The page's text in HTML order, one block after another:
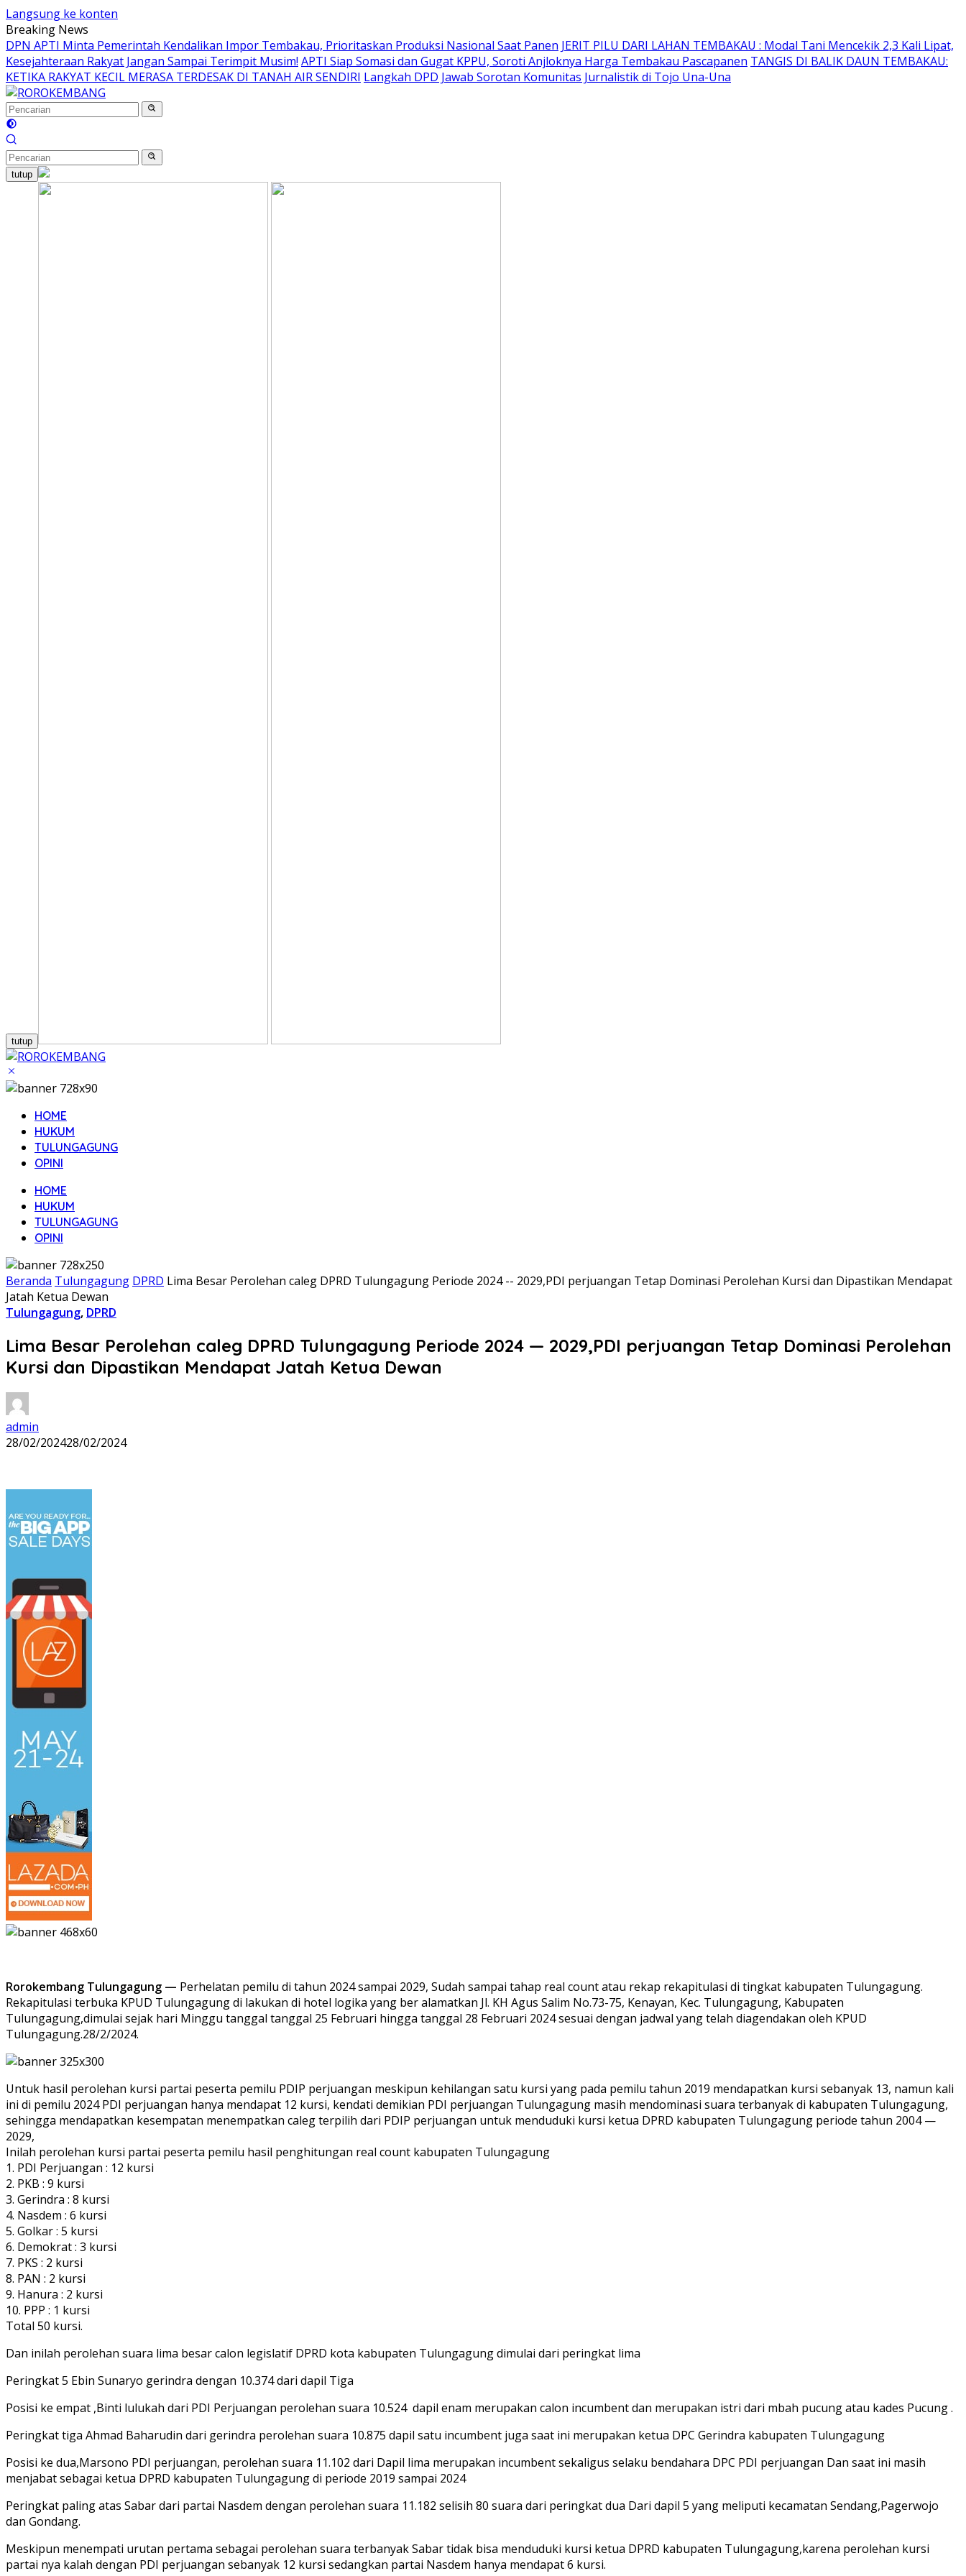
Langsung ke konten
Breaking News
DPN APTI Minta Pemerintah Kendalikan Impor Tembakau, Prioritaskan Produksi Nasional Saat Panen JERIT PILU DARI LAHAN TEMBAKAU ​: Modal Tani Mencekik 2,3 Kali Lipat,
Kesejahteraan Rakyat Jangan Sampai Terimpit Musim! APTI Siap Somasi dan Gugat KPPU, Soroti Anjloknya Harga Tembakau Pascapanen TANGIS DI BALIK DAUN TEMBAKAU:
KETIKA RAKYAT KECIL MERASA TERDESAK DI TANAH AIR SENDIRI Langkah DPD Jawab Sorotan Komunitas Jurnalistik di Tojo Una-Una
tutup
tutup
HOME
HUKUM
TULUNGAGUNG
OPINI
HOME
HUKUM
TULUNGAGUNG
OPINI
Beranda Tulungagung DPRD Lima Besar Perolehan caleg DPRD Tulungagung Periode 2024 -- 2029,PDI perjuangan Tetap Dominasi Perolehan Kursi dan Dipastikan Mendapat
Jatah Ketua Dewan
Tulungagung, DPRD
Lima Besar Perolehan caleg DPRD Tulungagung Periode 2024 — 2029,PDI perjuangan Tetap Dominasi Perolehan
Kursi dan Dipastikan Mendapat Jatah Ketua Dewan
admin
28/02/202428/02/2024
Rorokembang Tulungagung — Perhelatan pemilu di tahun 2024 sampai 2029, Sudah sampai tahap real count atau rekap rekapitulasi di tingkat kabupaten Tulungagung.
Rekapitulasi terbuka KPUD Tulungagung di lakukan di hotel logika yang ber alamatkan Jl. KH Agus Salim No.73-75, Kenayan, Kec. Tulungagung, Kabupaten
Tulungagung,dimulai sejak hari Minggu tanggal tanggal 25 Februari hingga tanggal 28 Februari 2024 sesuai dengan jadwal yang telah diagendakan oleh KPUD
Tulungagung.28/2/2024.
Untuk hasil perolehan kursi partai peserta pemilu PDIP perjuangan meskipun kehilangan satu kursi yang pada pemilu tahun 2019 mendapatkan kursi sebanyak 13, namun kali
ini di pemilu 2024 PDI perjuangan hanya mendapat 12 kursi, kendati demikian PDI perjuangan Tulungagung masih mendominasi suara terbanyak di kabupaten Tulungagung,
sehingga mendapatkan kesempatan menempatkan caleg terpilih dari PDIP perjuangan untuk menduduki kursi ketua DPRD kabupaten Tulungagung periode tahun 2004 —
2029,
Inilah perolehan kursi partai peserta pemilu hasil penghitungan real count kabupaten Tulungagung
1. PDI Perjuangan : 12 kursi
2. PKB : 9 kursi
3. Gerindra : 8 kursi
4. Nasdem : 6 kursi
5. Golkar : 5 kursi
6. Demokrat : 3 kursi
7. PKS : 2 kursi
8. PAN : 2 kursi
9. Hanura : 2 kursi
10. PPP : 1 kursi
Total 50 kursi.
Dan inilah perolehan suara lima besar calon legislatif DPRD kota kabupaten Tulungagung dimulai dari peringkat lima
Peringkat 5 Ebin Sunaryo gerindra dengan 10.374 dari dapil Tiga
Posisi ke empat ,Binti lulukah dari PDI Perjuangan perolehan suara 10.524 dapil enam merupakan calon incumbent dan merupakan istri dari mbah pucung atau kades Pucung .
Peringkat tiga Ahmad Baharudin dari gerindra perolehan suara 10.875 dapil satu incumbent juga saat ini merupakan ketua DPC Gerindra kabupaten Tulungagung
Posisi ke dua,Marsono PDI perjuangan, perolehan suara 11.102 dari Dapil lima merupakan incumbent sekaligus selaku bendahara DPC PDI perjuangan Dan saat ini masih
menjabat sebagai ketua DPRD kabupaten Tulungagung di periode 2019 sampai 2024
Peringkat paling atas Sabar dari partai Nasdem dengan perolehan suara 11.182 selisih 80 suara dari peringkat dua Dari dapil 5 yang meliputi kecamatan Sendang,Pagerwojo
dan Gondang.
Meskipun menempati urutan pertama sebagai perolehan suara terbanyak Sabar tidak bisa menduduki kursi ketua DPRD kabupaten Tulungagung,karena perolehan kursi
partai nya kalah dengan PDI perjuangan sebanyak 12 kursi sedangkan partai Nasdem hanya mendapat 6 kursi.